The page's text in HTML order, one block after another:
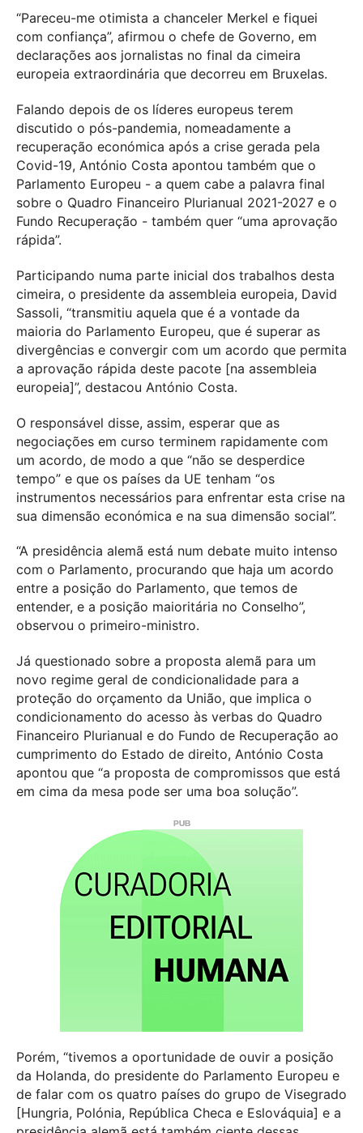
“Pareceu-me otimista a chanceler Merkel e fiquei
com confiança”, afirmou o chefe de Governo, em
declarações aos jornalistas no final da cimeira
europeia extraordinária que decorreu em Bruxelas.
Falando depois de os líderes europeus terem
discutido o pós-pandemia, nomeadamente a
recuperação económica após a crise gerada pela
Covid-19, António Costa apontou também que o
Parlamento Europeu - a quem cabe a palavra final
sobre o Quadro Financeiro Plurianual 2021-2027 e o
Fundo Recuperação - também quer “uma aprovação
rápida”.
Participando numa parte inicial dos trabalhos desta
cimeira, o presidente da assembleia europeia, David
Sassoli, “transmitiu aquela que é a vontade da
maioria do Parlamento Europeu, que é superar as
divergências e convergir com um acordo que permita
a aprovação rápida deste pacote [na assembleia
europeia]”, destacou António Costa.
O responsável disse, assim, esperar que as
negociações em curso terminem rapidamente com
um acordo, de modo a que “não se desperdice
tempo” e que os países da UE tenham “os
instrumentos necessários para enfrentar esta crise na
sua dimensão económica e na sua dimensão social”.
“A presidência alemã está num debate muito intenso
com o Parlamento, procurando que haja um acordo
entre a posição do Parlamento, que temos de
entender, e a posição maioritária no Conselho”,
observou o primeiro-ministro.
Já questionado sobre a proposta alemã para um
novo regime geral de condicionalidade para a
proteção do orçamento da União, que implica o
condicionamento do acesso às verbas do Quadro
Financeiro Plurianual e do Fundo de Recuperação ao
cumprimento do Estado de direito, António Costa
apontou que “a proposta de compromissos que está
em cima da mesa pode ser uma boa solução”.
Porém, “tivemos a oportunidade de ouvir a posição
da Holanda, do presidente do Parlamento Europeu e
de falar com os quatro países do grupo de Visegrado
[Hungria, Polónia, República Checa e Eslováquia] e a